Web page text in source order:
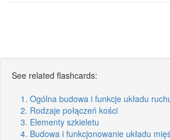
See related flashcards:
1. Ogólna budowa i funkcje układu
2. Rodzaje połączeń kości
3. Elementy szkieletu
4. Budowa i funkcjonowanie układu